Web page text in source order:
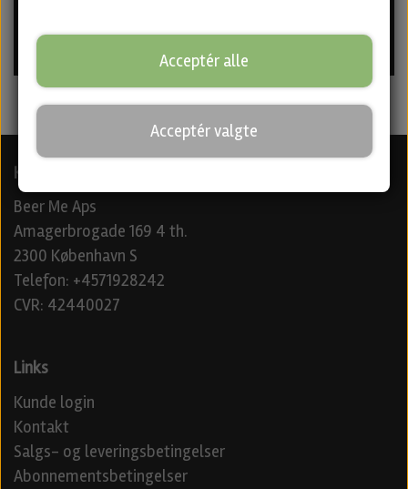
Kontaktoplysninger
Beer Me Aps
Amagerbrogade 169 4 th.
2300 København S
Telefon: +4571928242
CVR: 42440027
Links
Kunde login
Kontakt
Salgs- og leveringsbetingelser
Abonnementsbetingelser
Acceptér alle
Acceptér valgte